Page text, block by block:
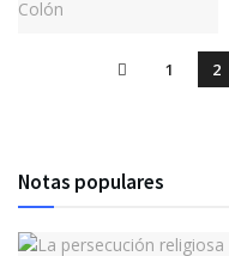
1 2
Notas populares